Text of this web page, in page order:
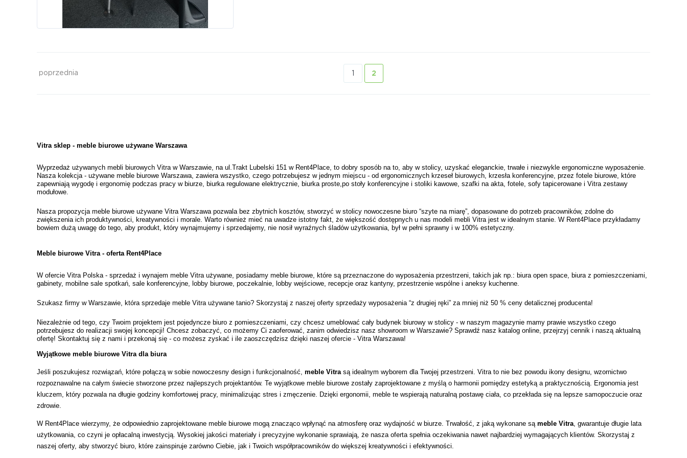
poprzednia 1 2
Vitra sklep - meble biurowe używane Warszawa
Wyprzedaż używanych mebli biurowych Vitra w Warszawie, na ul.Trakt Lubelski 151 w Rent4Place, to dobry sposób na to, aby w stolicy, uzyskać eleganckie, trwałe i niezwykle ergonomiczne wyposażenie.
Nasza kolekcja - używane meble biurowe Warszawa, zawiera wszystko, czego potrzebujesz w jednym miejscu - od ergonomicznych krzeseł biurowych, krzesła konferencyjne, przez fotele biurowe, które
zapewniają wygodę i ergonomię podczas pracy w biurze, biurka regulowane elektrycznie, biurka proste,po stoły konferencyjne i stoliki kawowe, szafki na akta, fotele, sofy tapicerowane i Vitra zestawy
modułowe.
Nasza propozycja meble biurowe używane Vitra Warszawa pozwala bez zbytnich kosztów, stworzyć w stolicy nowoczesne biuro “szyte na miarę”, dopasowane do potrzeb pracowników, zdolne do
zwiększenia ich produktywności, kreatywności i morale. Warto również mieć na uwadze istotny fakt, że większość dostępnych u nas modeli mebli Vitra jest w idealnym stanie. W Rent4Place przykładamy
bowiem dużą uwagę do tego, aby produkt, który wynajmujemy i sprzedajemy, nie nosił wyraźnych śladów użytkowania, był w pełni sprawny i w 100% estetyczny.
Meble biurowe Vitra - oferta Rent4Place
W ofercie Vitra Polska - sprzedaż i wynajem meble Vitra używane, posiadamy meble biurowe, które są przeznaczone do wyposażenia przestrzeni, takich jak np.: biura open space, biura z pomieszczeniami,
gabinety, mobilne sale spotkań, sale konferencyjne, lobby biurowe, poczekalnie, lobby wejściowe, recepcje oraz kantyny, przestrzenie wspólne i aneksy kuchenne.
Szukasz firmy w Warszawie, która sprzedaje meble Vitra używane tanio? Skorzystaj z naszej oferty sprzedaży wyposażenia “z drugiej ręki” za mniej niż 50 % ceny detalicznej producenta!
Niezależnie od tego, czy Twoim projektem jest pojedyncze biuro z pomieszczeniami, czy chcesz umeblować cały budynek biurowy w stolicy - w naszym magazynie mamy prawie wszystko czego
potrzebujesz do realizacji swojej koncepcji! Chcesz zobaczyć, co możemy Ci zaoferować, zanim odwiedzisz nasz showroom w Warszawie? Sprawdź nasz katalog online, przejrzyj cennik i naszą aktualną
ofertę! Skontaktuj się z nami i przekonaj się - co możesz zyskać i ile zaoszczędzisz dzięki naszej ofercie - Vitra Warszawa!
Wyjątkowe meble biurowe Vitra dla biura
Jeśli poszukujesz rozwiązań, które połączą w sobie nowoczesny design i funkcjonalność, meble Vitra są idealnym wyborem dla Twojej przestrzeni. Vitra to nie bez powodu ikony designu, wzornictwo
rozpoznawalne na całym świecie stworzone przez najlepszych projektantów. Te wyjątkowe meble biurowe zostały zaprojektowane z myślą o harmonii pomiędzy estetyką a praktycznością. Ergonomia jest
kluczem, który pozwala na długie godziny komfortowej pracy, minimalizując stres i zmęczenie. Dzięki ergonomii, meble te wspierają naturalną postawę ciała, co przekłada się na lepsze samopoczucie oraz
zdrowie.
W Rent4Place wierzymy, że odpowiednio zaprojektowane meble biurowe mogą znacząco wpłynąć na atmosferę oraz wydajność w biurze. Trwałość, z jaką wykonane są meble Vitra, gwarantuje długie lata
użytkowania, co czyni je opłacalną inwestycją. Wysokiej jakości materiały i precyzyjne wykonanie sprawiają, że nasza oferta spełnia oczekiwania nawet najbardziej wymagających klientów. Skorzystaj z
naszej oferty, aby stworzyć biuro, które zainspiruje zarówno Ciebie, jak i Twoich współpracowników do większej kreatywności i efektywności.